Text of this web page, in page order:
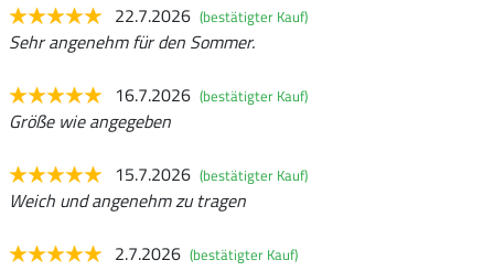
22.7.2026 (bestätigter Kauf)
Sehr angenehm für den Sommer.
16.7.2026 (bestätigter Kauf)
Größe wie angegeben
15.7.2026 (bestätigter Kauf)
Weich und angenehm zu tragen
2.7.2026 (bestätigter Kauf)